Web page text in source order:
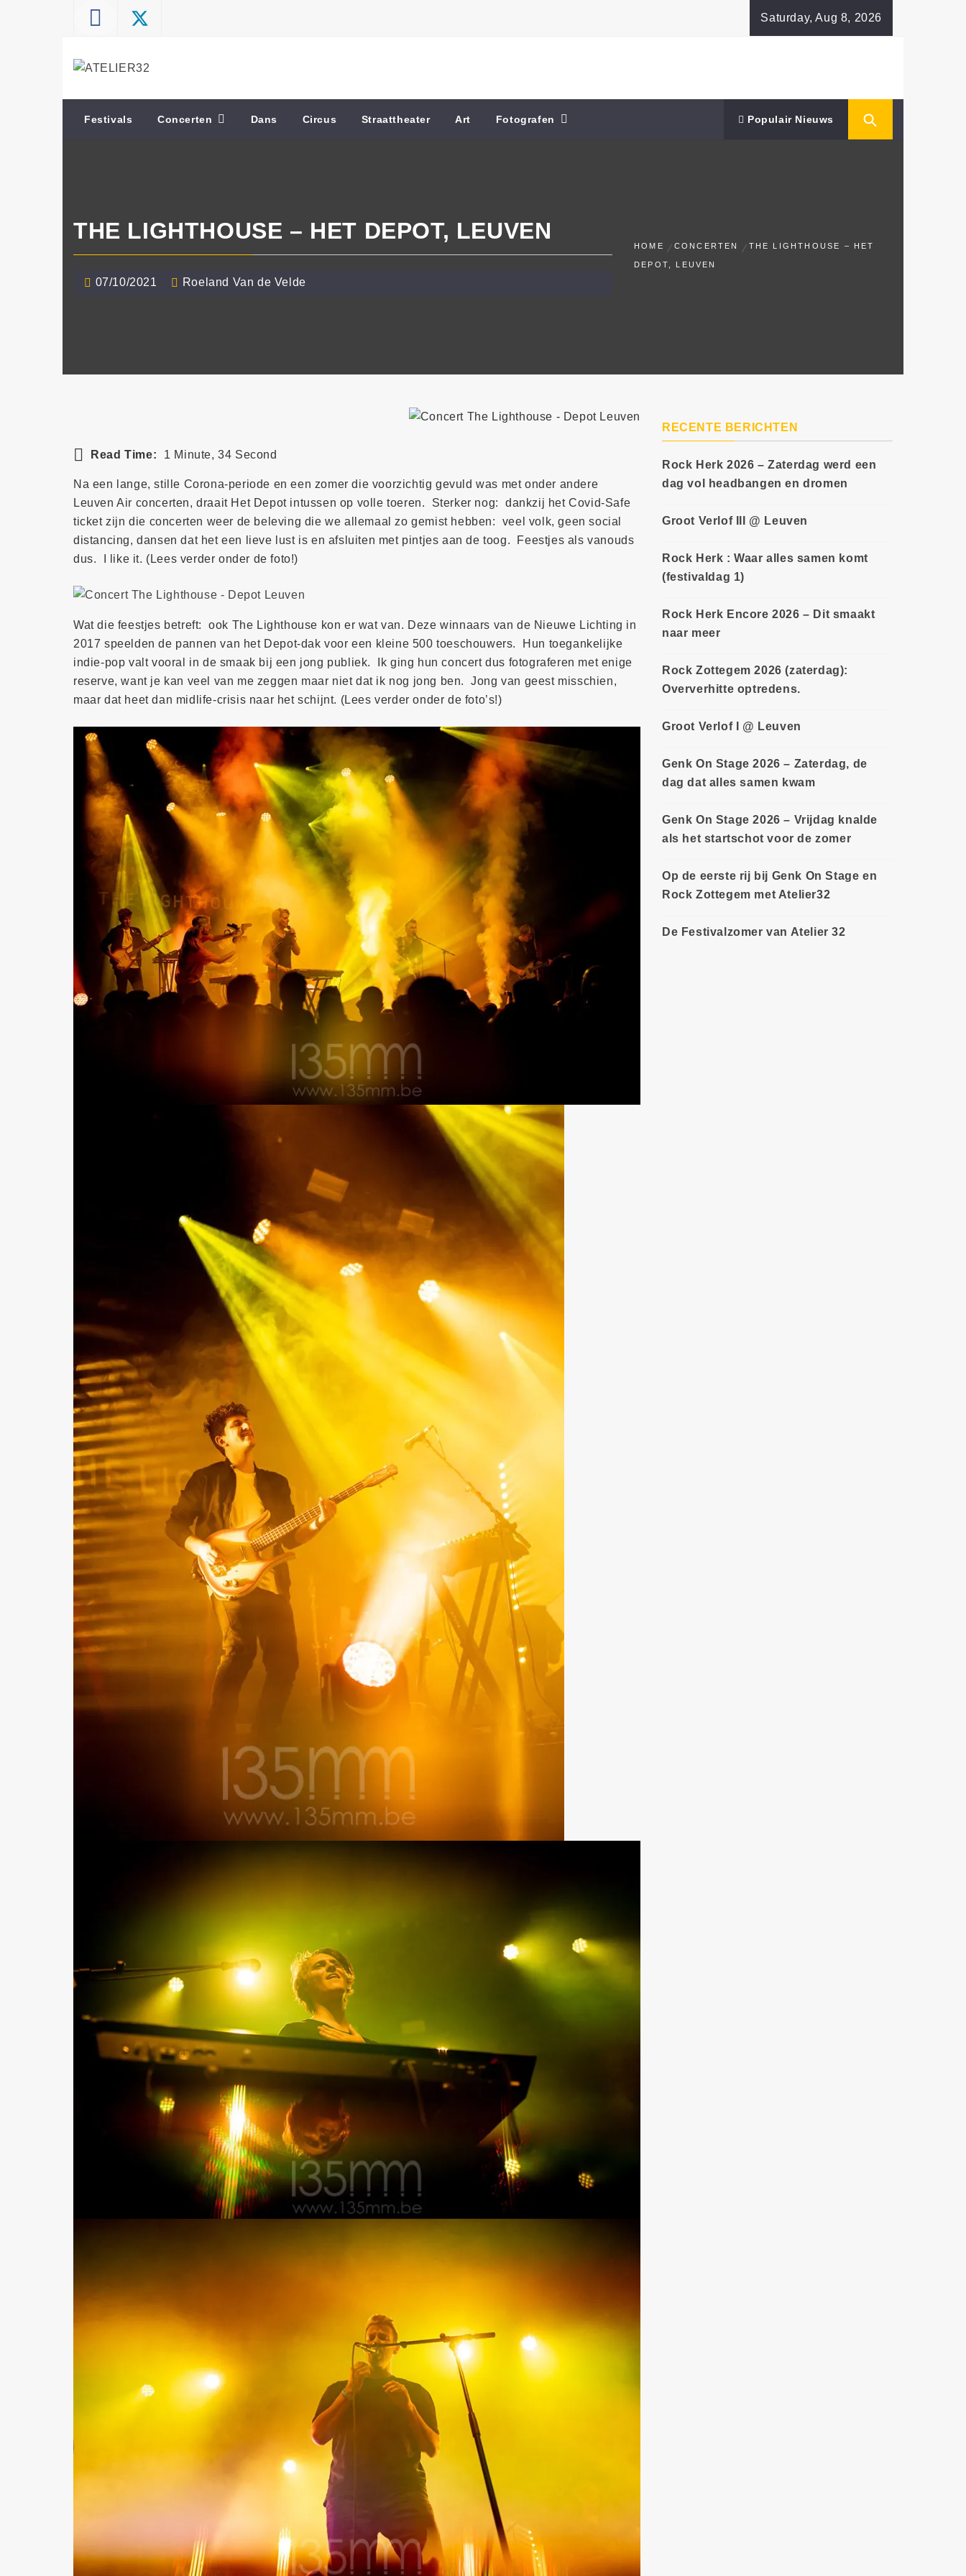
Saturday, Aug 8, 2026
ATELIER32
Festivals Concerten Dans Circus Straattheater Art Fotografen Populair Nieuws
THE LIGHTHOUSE – HET DEPOT, LEUVEN
07/10/2021 Roeland Van de Velde
HOME CONCERTEN THE LIGHTHOUSE – HET
DEPOT, LEUVEN
Read Time: 1 Minute, 34 Second
Na een lange, stille Corona-periode en een zomer die voorzichtig gevuld was met onder andere
Leuven Air concerten, draait Het Depot intussen op volle toeren. Sterker nog: dankzij het Covid-Safe
ticket zijn die concerten weer de beleving die we allemaal zo gemist hebben: veel volk, geen social
distancing, dansen dat het een lieve lust is en afsluiten met pintjes aan de toog. Feestjes als vanouds
dus. I like it. (Lees verder onder de foto!)
Wat die feestjes betreft: ook The Lighthouse kon er wat van. Deze winnaars van de Nieuwe Lichting in
2017 speelden de pannen van het Depot-dak voor een kleine 500 toeschouwers. Hun toegankelijke
indie-pop valt vooral in de smaak bij een jong publiek. Ik ging hun concert dus fotograferen met enige
reserve, want je kan veel van me zeggen maar niet dat ik nog jong ben. Jong van geest misschien,
maar dat heet dan midlife-crisis naar het schijnt. (Lees verder onder de foto’s!)
RECENTE BERICHTEN
Rock Herk 2026 – Zaterdag werd een
dag vol headbangen en dromen
Groot Verlof III @ Leuven
Rock Herk : Waar alles samen komt
(festivaldag 1)
Rock Herk Encore 2026 – Dit smaakt
naar meer
Rock Zottegem 2026 (zaterdag):
Oververhitte optredens.
Groot Verlof I @ Leuven
Genk On Stage 2026 – Zaterdag, de
dag dat alles samen kwam
Genk On Stage 2026 – Vrijdag knalde
als het startschot voor de zomer
Op de eerste rij bij Genk On Stage en
Rock Zottegem met Atelier32
De Festivalzomer van Atelier 32